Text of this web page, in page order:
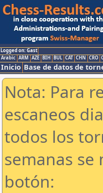
Logged on: Gast
Arabic ARM AZE BIH BUL CAT CHN CRO
Inicio Base de datos de
Nota: Para
escaneos
todos los
semanas
botón: